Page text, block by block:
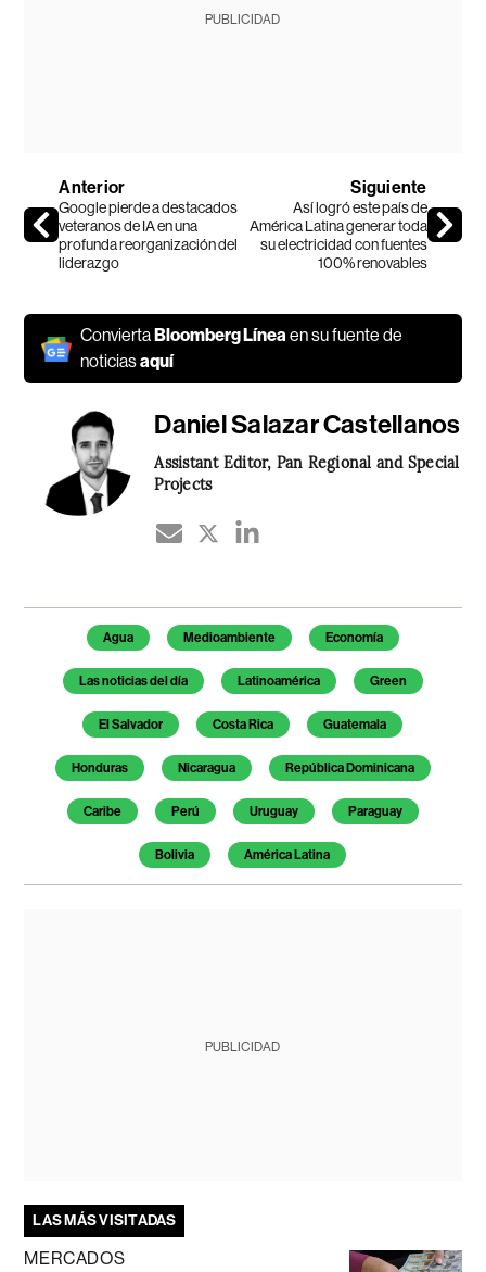
PUBLICIDAD
Anterior
Google pierde a destacados
veteranos de IA en una
profunda reorganización del
liderazgo
Siguiente
Así logró este país de
América Latina generar toda
su electricidad con fuentes
100% renovables
Convierta Bloomberg Líneaen su fuente de
noticiasaquí
Daniel Salazar Castellanos
Assistant Editor, Pan Regional and Special
Projects
Temas de este artículo
Agua Medioambiente Economía
Las noticias del día Latinoamérica Green
El Salvador Costa Rica Guatemala
Honduras Nicaragua República Dominicana
Caribe Perú Uruguay Paraguay
Bolivia América Latina
PUBLICIDAD
LAS MÁS VISITADAS
MERCADOS